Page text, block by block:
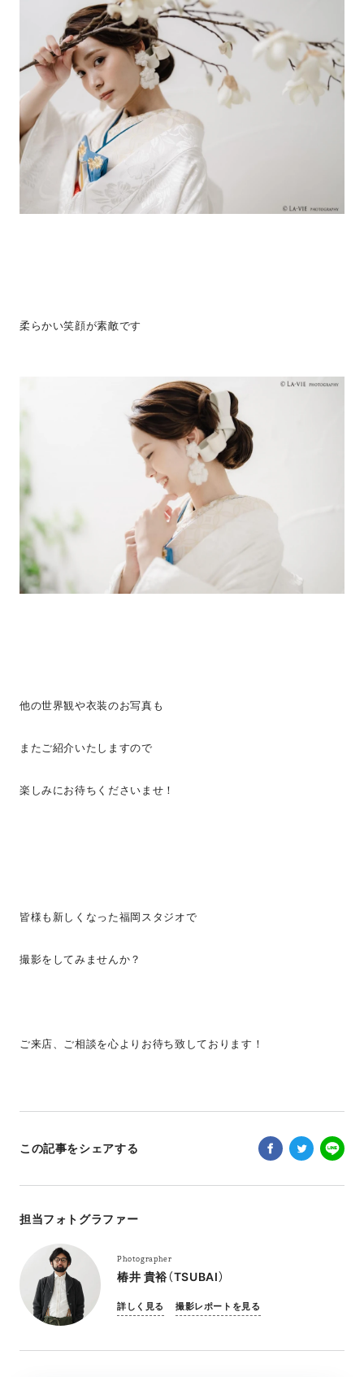
柔らかい笑顔が素敵です
他の世界観や衣装のお写真も
またご紹介いたしますので
楽しみにお待ちくださいませ！
皆様も新しくなった福岡スタジオで
撮影をしてみませんか？
ご来店、ご相談を心よりお待ち致しております！
この記事をシェアする
担当フォトグラファー
Photographer
椿井 貴裕（TSUBAI）
詳しく見る 撮影レポートを見る